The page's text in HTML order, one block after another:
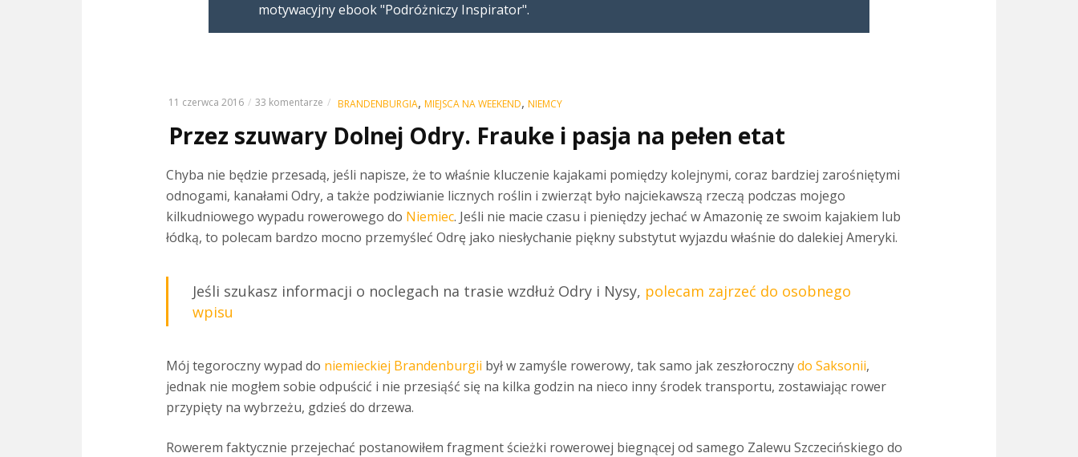
motywacyjny ebook "Podróżniczy Inspirator".
11 czerwca 2016 33 komentarze BRANDENBURGIA, MIEJSCA NA WEEKEND, NIEMCY
Przez szuwary Dolnej Odry. Frauke i pasja na pełen etat
Chyba nie będzie przesadą, jeśli napisze, że to właśnie kluczenie kajakami pomiędzy kolejnymi, coraz bardziej zarośniętymi
odnogami, kanałami Odry, a także podziwianie licznych roślin i zwierząt było najciekawszą rzeczą podczas mojego
kilkudniowego wypadu rowerowego do Niemiec. Jeśli nie macie czasu i pieniędzy jechać w Amazonię ze swoim kajakiem lub
łódką, to polecam bardzo mocno przemyśleć Odrę jako niesłychanie piękny substytut wyjazdu właśnie do dalekiej Ameryki.
Jeśli szukasz informacji o noclegach na trasie wzdłuż Odry i Nysy, polecam zajrzeć do osobnego
wpisu
Mój tegoroczny wypad do niemieckiej Brandenburgii był w zamyśle rowerowy, tak samo jak zeszłorocznydo Saksonii,
jednak nie mogłem sobie odpuścić i nie przesiąść się na kilka godzin na nieco inny środek transportu, zostawiając rower
przypięty na wybrzeżu, gdzieś do drzewa.
Rowerem faktycznie przejechać postanowiłem fragment ścieżki rowerowej biegnącej od samego Zalewu Szczecińskiego do